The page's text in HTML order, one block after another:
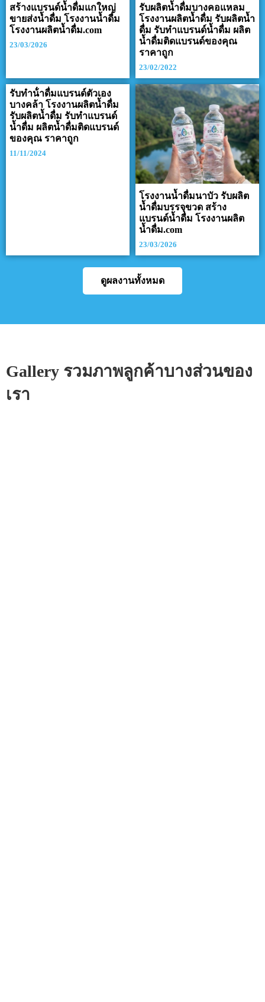
สร้างแบรนด์น้ำดื่มแกใหญ่
ขายส่งน้ำดื่ม โรงงานน้ำดื่ม
โรงงานผลิตน้ำดื่ม.com
23/03/2026
รับผลิตน้ำดื่มบางคอแหลม
โรงงานผลิตน้ำดื่ม รับผลิตน้ำ
ดื่ม รับทำแบรนด์น้ำดื่ม ผลิต
น้ำดื่มติดแบรนด์ของคุณ
ราคาถูก
23/02/2022
รับทําน้ําดื่มแบรนด์ตัวเอง
บางคล้า โรงงานผลิตน้ำดื่ม
รับผลิตน้ำดื่ม รับทำแบรนด์
น้ำดื่ม ผลิตน้ำดื่มติดแบรนด์
ของคุณ ราคาถูก
11/11/2024
โรงงานน้ำดื่มนาบัว รับผลิต
น้ำดื่มบรรจุขวด สร้าง
แบรนด์น้ำดื่ม โรงงานผลิต
น้ำดื่ม.com
23/03/2026
ดูผลงานทั้งหมด
Gallery รวมภาพลูกค้าบางส่วนของ
เรา